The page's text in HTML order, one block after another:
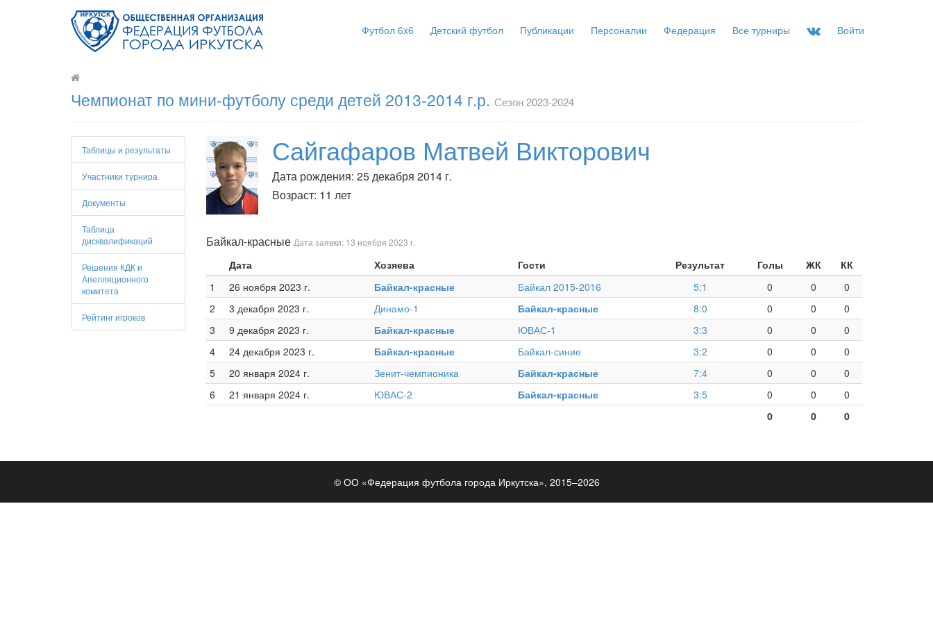
Футбол 6x6 Детский футбол Публикации Персоналии Федерация Все турниры Войти
Чемпионат по мини-футболу среди детей 2013-2014 г.р. Сезон 2023-2024
Таблицы и результаты
Участники турнира
Документы
Таблица
дисквалификаций
Решения КДК и
Апелляционного
комитета
Рейтинг игроков
Сайгафаров Матвей Викторович
Дата рождения: 25 декабря 2014 г.
Возраст: 11 лет
Байкал-красные Дата заявки: 13 ноября 2023 г.
Дата Хозяева Гости Результат Голы ЖК
КК
1
26 ноября 2023 г. Байкал-красные Байкал 2015-2016 5:1 0 0
0
2
3 декабря 2023 г. Динамо-1 Байкал-красные 8:0 0 0
0
3
9 декабря 2023 г. Байкал-красные ЮВАС-1 3:3 0 0
0
4
24 декабря 2023 г. Байкал-красные Байкал-синие 3:2 0 0
0
5
20 января 2024 г. Зенит-чемпионика Байкал-красные 7:4 0 0
0
6
21 января 2024 г. ЮВАС-2 Байкал-красные 3:5 0 0
0
0
0 0
© ОО «Федерация футбола города Иркутска», 2015–2026